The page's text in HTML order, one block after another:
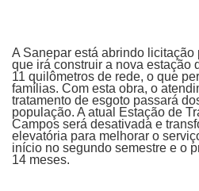
A Sanepar está abrindo licitação
que irá construir a nova estação
11 quilômetros de rede, o que
famílias. Com esta obra, o
tratamento de esgoto passará
população. A atual Estação de
Campos será desativada e
elevatória para melhorar o
início no segundo semestre e o
14 meses.